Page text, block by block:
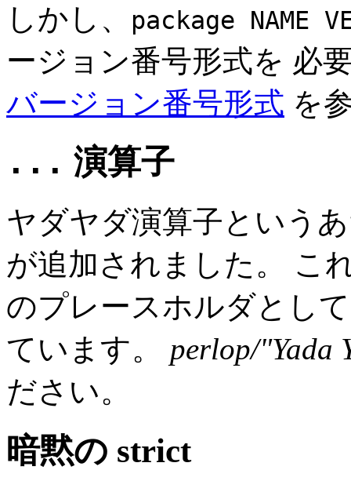
しかし、
package NAME
ージョン番号形式を 必
バージョン番号形式 を
... 演算子
ヤダヤダ演算子という
が追加されました。 こ
のプレースホルダとし
ています。 perlop/"Yada
ださい。
暗黙の strict